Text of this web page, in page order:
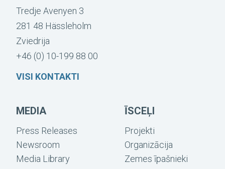
Tredje Avenyen 3
281 48 Hässleholm
Zviedrija
+46 (0) 10-199 88 00
VISI KONTAKTI
MEDIA
Press Releases
Newsroom
Media Library
ĪSCEĻI
Projekti
Organizācija
Zemes īpašnieki